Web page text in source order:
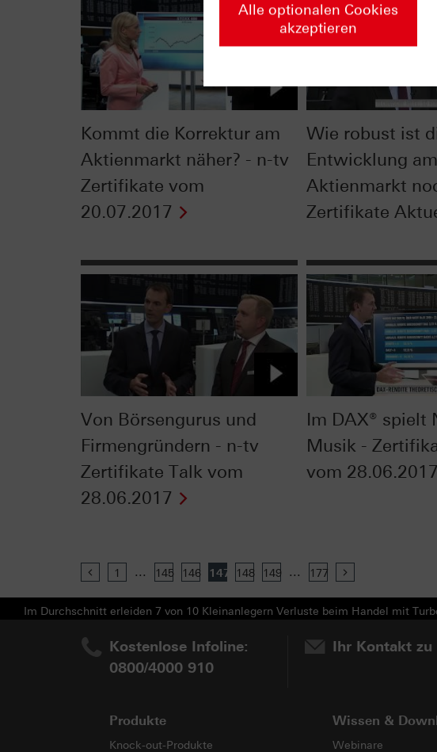
Kommt die Korrektur am
Aktienmarkt näher? - n-tv
Zertifikate vom
20.07.2017
Wie robust ist
Entwicklung am
Aktienmarkt
Zertifikate
Von Börsengurus und
Firmengründern - n-tv
Zertifikate Talk vom
28.06.2017
Im DAX® spielt
Musik -
vom 28.06.2017
Previous
1 ... 145 146 147 148 149 ... 177
Im Durchschnitt erleiden 7 von 10 Kleinanlegern Verluste beim Handel mit
Kostenlose Infoline:
0800/4000 910
Ihr Kontakt zu
Produkte
Knock-out-Produkte
Wissen &
Webinare
Alle optionalen Cookies
akzeptieren